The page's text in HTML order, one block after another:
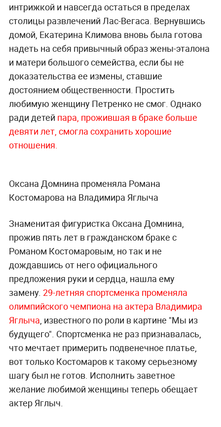
интрижкой и навсегда остаться в пределах
столицы развлечений Лас-Вегаса. Вернувшись
домой, Екатерина Климова вновь была готова
надеть на себя привычный образ жены-эталона
и матери большого семейства, если бы не
доказательства ее измены, ставшие
достоянием общественности. Простить
любимую женщину Петренко не смог. Однако
ради детей пара, прожившая в браке больше
девяти лет, смогла сохранить хорошие
отношения.
Оксана Домнина променяла Романа
Костомарова на Владимира Яглыча
Знаменитая фигуристка Оксана Домнина,
прожив пять лет в гражданском браке с
Романом Костомаровым, но так и не
дождавшись от него официального
предложения руки и сердца, нашла ему
замену. 29-летняя спортсменка променяла
олимпийского чемпиона на актера Владимира
Яглыча, известного по роли в картине "Мы из
будущего". Спортсменка не раз признавалась,
что мечтает примерить подвенечное платье,
вот только Костомаров к такому серьезному
шагу был не готов. Исполнить заветное
желание любимой женщины теперь обещает
актер Яглыч.